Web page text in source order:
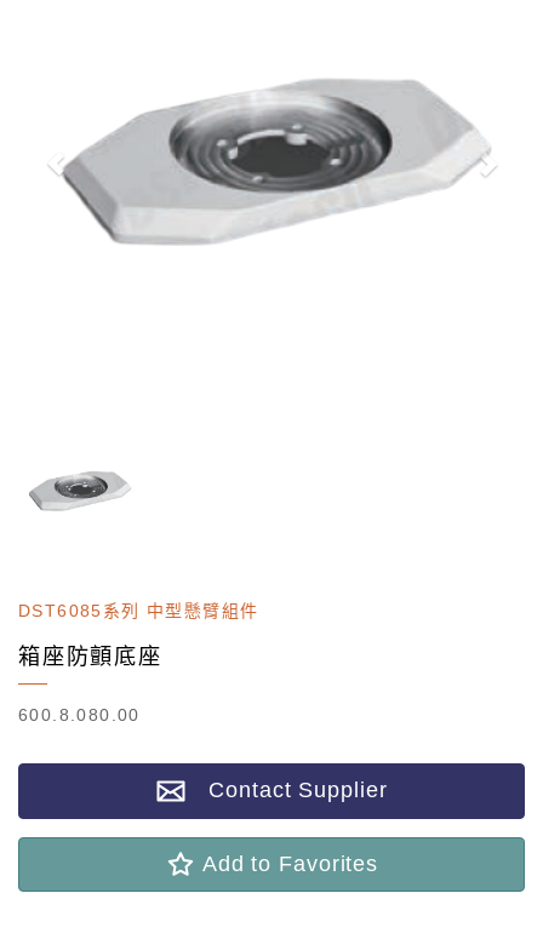
DST6085系列 中型懸臂組件
箱座防顫底座
600.8.080.00
Contact Supplier
Add to Favorites